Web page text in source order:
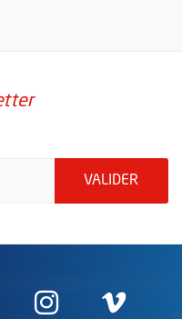
VALIDER
fenêtre
une nouvelle
une
Instagram
, Ouvre
,